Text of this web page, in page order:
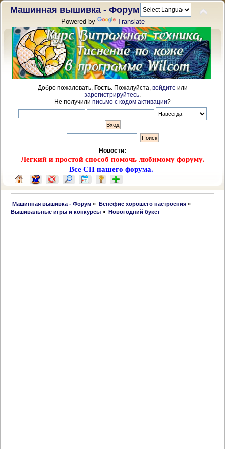
Машинная вышивка - Форум
Powered by Translate
Добро пожаловать, Гость. Пожалуйста, войдите или
зарегистрируйтесь
Не получили письмо с кодом активации?
Новости:
Легкий и простой способ помочь любимому форуму.
Все СП нашего форума.
Машинная вышивка - Форум » Бенефис хорошего настроения»
Вышивальные игры и конкурсы » Новогодний букет